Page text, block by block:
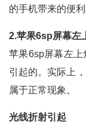
的手机带来的便利
2.苹果6sp屏幕左
苹果6sp屏幕左
引起的。实际上
属于正常现象。
光线折射引起